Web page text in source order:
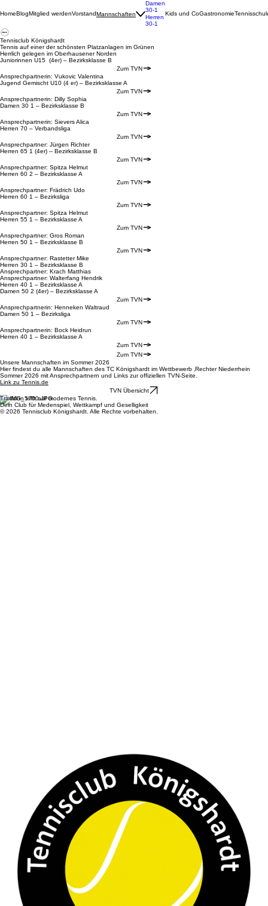
HomeBlogMitglied werdenVorstandMannschaften
Damen
30-1
Herren
30-1
Kids und CoGastronomie
Tennisclub Königshardt
Tennis auf einer der schönsten Platzanlagen im Grünen
Herrlich gelegen im Oberhausener Norden
Juniorinnen U15 (4er) – Bezirksklasse B
Zum TVN
Ansprechpartnerin: Vukovic Valentina
Jugend Gemischt U10 (4 er) – Bezirksklasse A
Zum TVN
Ansprechpartnerin: Dilly Sophia
Damen 30 1 – Bezirksklasse B
Zum TVN
Ansprechpartnerin: Sievers Alica
Herren 70 – Verbandsliga
Zum TVN
Ansprechpartner: Jürgen Richter
Herren 65 1 (4er) – Bezirksklasse B
Zum TVN
Ansprechpartner: Spitza Helmut
Herren 60 2 – Bezirksklasse A
Zum TVN
Ansprechpartner: Frädrich Udo
Herren 60 1 – Bezirksliga
Zum TVN
Ansprechpartner: Spitza Helmut
Herren 55 1 – Bezirksklasse A
Zum TVN
Ansprechpartner: Gros Roman
Herren 50 1 – Bezirksklasse B
Zum TVN
Ansprechpartner: Rastetter Mike
Herren 30 1 – Bezirksklasse B
Ansprechpartner: Krach Matthias
Ansprechpartner: Walterfang Hendrik
Herren 40 1 – Bezirksklasse A
Damen 50 2 (4er) – Bezirksklasse A
Zum TVN
Ansprechpartnerin: Henneken Waltraud
Damen 50 1 – Bezirksliga
Zum TVN
Ansprechpartnerin: Bock Heidrun
Herren 40 1 – Bezirksklasse A
Zum TVN
Zum TVN
Unsere Mannschaften im Sommer 2026
Hier findest du alle Mannschaften des TC Königshardt im Wettbewerb ‚Rechter Niederrhein
Sommer 2026 mit Ansprechpartnern und Links zur offiziellen TVN-Seite.
Link zu Tennis.de
TVN Übersicht
Tradition trifft auf modernes Tennis.
Dein Club für Medenspiel, Wettkampf und Geselligkeit
© 2026 Tennisclub Königshardt. Alle Rechte vorbehalten.